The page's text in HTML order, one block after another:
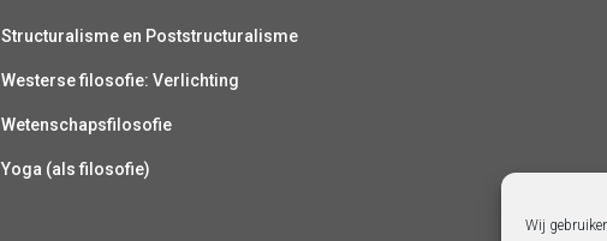
Wij
Structuralisme en Poststructuralisme
Westerse filosofie: Verlichting
Wetenschapsfilosofie
Yoga (als filosofie)